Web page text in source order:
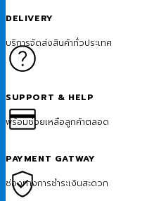
DELIVERY
บริการจัดส่งสินค้าทั่วประเทศ
SUPPORT & HELP
พร้อมช่วยเหลือลูกค้าตลอด
PAYMENT GATWAY
ช่องทางการชำระเงินสะดวก